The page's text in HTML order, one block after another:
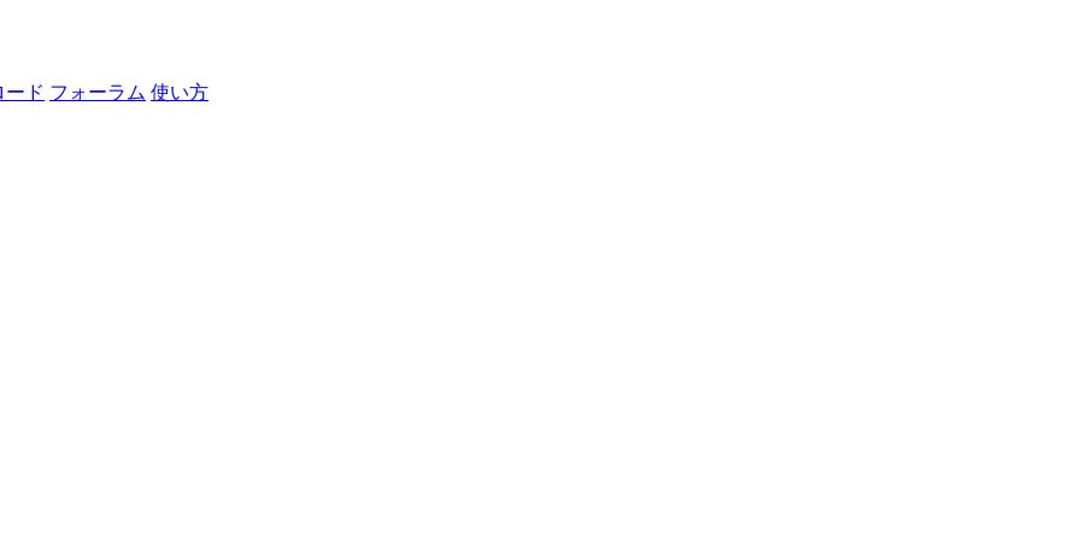
ード フォーラム 使い方